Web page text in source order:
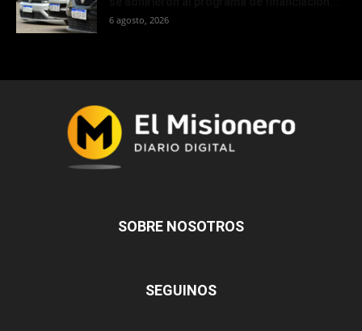
6 agosto, 2026
SOBRE NOSOTROS
SEGUINOS